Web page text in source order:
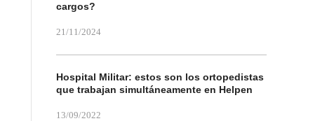
cargos?
21/11/2024
Hospital Militar: estos son los ortopedistas
que trabajan simultáneamente en Helpen
13/09/2022